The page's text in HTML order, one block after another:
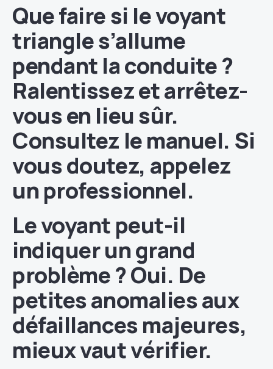
Que faire si le voyant
triangle s’allume
pendant la conduite ?
Ralentissez et arrêtez-
vous en lieu sûr.
Consultez le manuel. Si
vous doutez, appelez
un professionnel.
Le voyant peut-il
indiquer un grand
problème ?Oui. De
petites anomalies aux
défaillances majeures,
mieux vaut vérifier.